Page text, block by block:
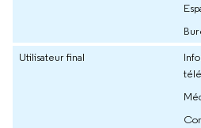
Utilisateur final